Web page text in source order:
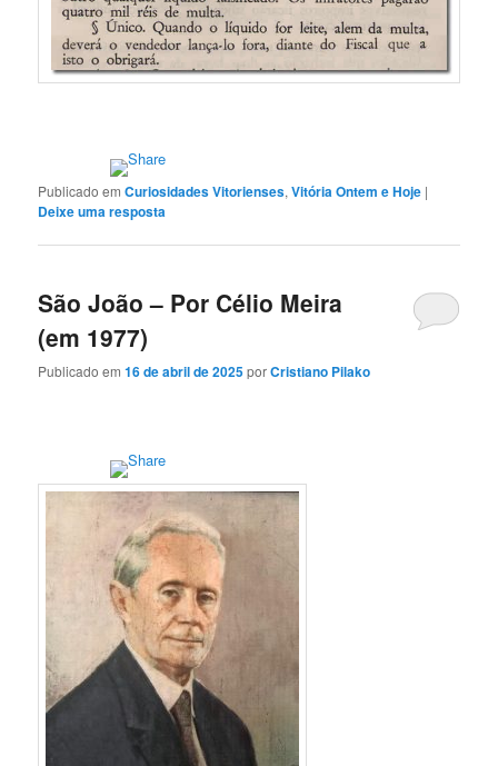
Publicado em Curiosidades Vitorienses,Vitória Ontem e Hoje |
Deixe uma resposta
São João – Por Célio Meira
(em 1977)
Publicado em16 de abril de 2025porCristiano Pilako